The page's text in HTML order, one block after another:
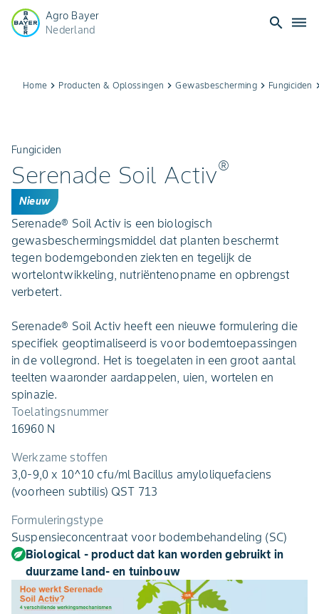
Agro Bayer
Nederland
search dehaze
Home keyboard_arrow_right Producten & Oplossingen keyboard_arrow_rightGewasbescherming keyboard_arrow_right Fungiciden
Fungiciden
Serenade Soil Activ®
Nieuw
Serenade® Soil Activ is een biologisch
gewasbeschermingsmiddel dat planten beschermt
tegen bodemgebonden ziekten en tegelijk de
wortelontwikkeling, nutriëntenopname en opbrengst
verbetert.
Serenade® Soil Activ heeft een nieuwe formulering die
specifiek geoptimaliseerd is voor bodemtoepassingen
in de vollegrond. Het is toegelaten in een groot aantal
teelten waaronder aardappelen, uien, wortelen en
spinazie.
Toelatingsnummer
16960 N
Werkzame stoffen
3,0-9,0 x 10^10 cfu/ml Bacillus amyloliquefaciens
(voorheen subtilis) QST 713
Formuleringstype
Suspensieconcentraat voor bodembehandeling (SC)
Biological - product dat kan worden gebruikt in
duurzame land- en tuinbouw